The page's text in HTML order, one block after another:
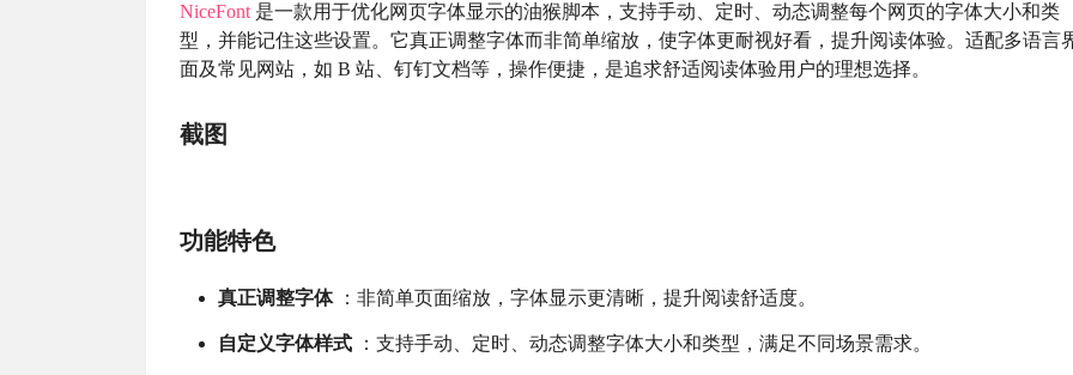
NiceFont 是一款用于优化网页字体显示的油猴脚本，支持手动、定时、动态调整每个网页的字体大小和类
型，并能记住这些设置。它真正调整字体而非简单缩放，使字体更耐视好看，提升阅读体验。适配多语言
面及常见网站，如 B 站、钉钉文档等，操作便捷，是追求舒适阅读体验用户的理想选择。
截图
功能特色
真正调整字体：非简单页面缩放，字体显示更清晰，提升阅读舒适度。
自定义字体样式 ：支持手动、定时、动态调整字体大小和类型，满足不同场景需求。